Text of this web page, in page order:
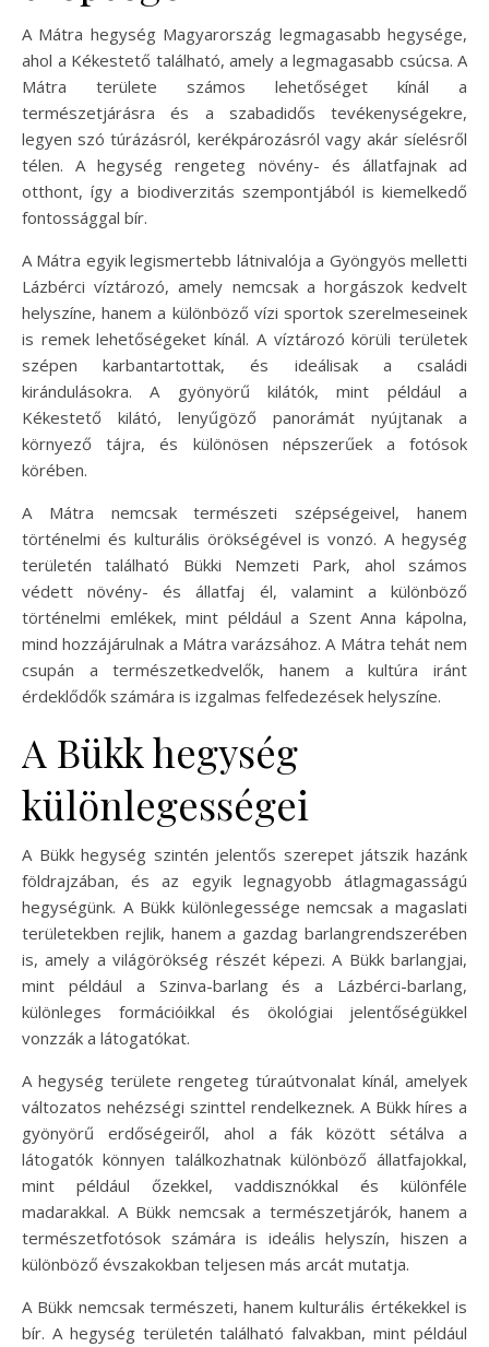
A Mátra hegység Magyarország legmagasabb hegysége,
ahol a Kékestető található, amely a legmagasabb csúcsa. A
Mátra területe számos lehetőséget kínál a
természetjárásra és a szabadidős tevékenységekre,
legyen szó túrázásról, kerékpározásról vagy akár síelésről
télen. A hegység rengeteg növény- és állatfajnak ad
otthont, így a biodiverzitás szempontjából is kiemelkedő
fontossággal bír.
A Mátra egyik legismertebb látnivalója a Gyöngyös melletti
Lázbérci víztározó, amely nemcsak a horgászok kedvelt
helyszíne, hanem a különböző vízi sportok szerelmeseinek
is remek lehetőségeket kínál. A víztározó körüli területek
szépen karbantartottak, és ideálisak a családi
kirándulásokra. A gyönyörű kilátók, mint például a
Kékestető kilátó, lenyűgöző panorámát nyújtanak a
környező tájra, és különösen népszerűek a fotósok
körében.
A Mátra nemcsak természeti szépségeivel, hanem
történelmi és kulturális örökségével is vonzó. A hegység
területén található Bükki Nemzeti Park, ahol számos
védett növény- és állatfaj él, valamint a különböző
történelmi emlékek, mint például a Szent Anna kápolna,
mind hozzájárulnak a Mátra varázsához. A Mátra tehát nem
csupán a természetkedvelők, hanem a kultúra iránt
érdeklődők számára is izgalmas felfedezések helyszíne.
A Bükk hegység
különlegességei
A Bükk hegység szintén jelentős szerepet játszik hazánk
földrajzában, és az egyik legnagyobb átlagmagasságú
hegységünk. A Bükk különlegessége nemcsak a magaslati
területekben rejlik, hanem a gazdag barlangrendszerében
is, amely a világörökség részét képezi. A Bükk barlangjai,
mint például a Szinva-barlang és a Lázbérci-barlang,
különleges formációikkal és ökológiai jelentőségükkel
vonzzák a látogatókat.
A hegység területe rengeteg túraútvonalat kínál, amelyek
változatos nehézségi szinttel rendelkeznek. A Bükk híres a
gyönyörű erdőségeiről, ahol a fák között sétálva a
látogatók könnyen találkozhatnak különböző állatfajokkal,
mint például őzekkel, vaddisznókkal és különféle
madarakkal. A Bükk nemcsak a természetjárók, hanem a
természetfotósok számára is ideális helyszín, hiszen a
különböző évszakokban teljesen más arcát mutatja.
A Bükk nemcsak természeti, hanem kulturális értékekkel is
bír. A hegység területén található falvakban, mint például